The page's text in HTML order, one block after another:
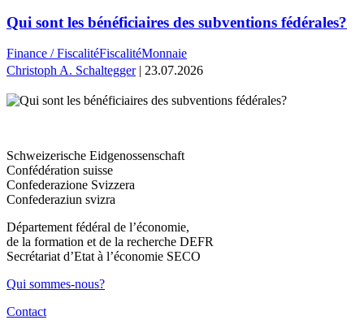
Qui sont les bénéficiaires des subventions fédérales?
Finance / FiscalitéFiscalitéMonnaie
Christoph A. Schaltegger| 23.07.2026
Schweizerische Eidgenossenschaft
Confédération suisse
Confederazione Svizzera
Confederaziun svizra
Département fédéral de l’économie,
de la formation et de la recherche DEFR
Secrétariat d’Etat à l’économie SECO
Qui sommes-nous?
Contact